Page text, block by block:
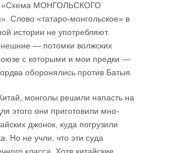
«Схема МОНГОЛЬСКОГО
Слово «татаро-монгольское» в
истории не употребляют.
— потомки волжских
с которыми и мои предки —
оборонялись против Батыя.
монголы решили напасть на
этого они приго­товили мно­
джонок, куда погрузили
Но не учли, что эти суда